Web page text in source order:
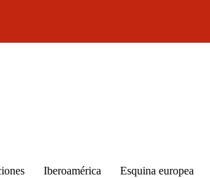
Iberoamérica Esquina europea